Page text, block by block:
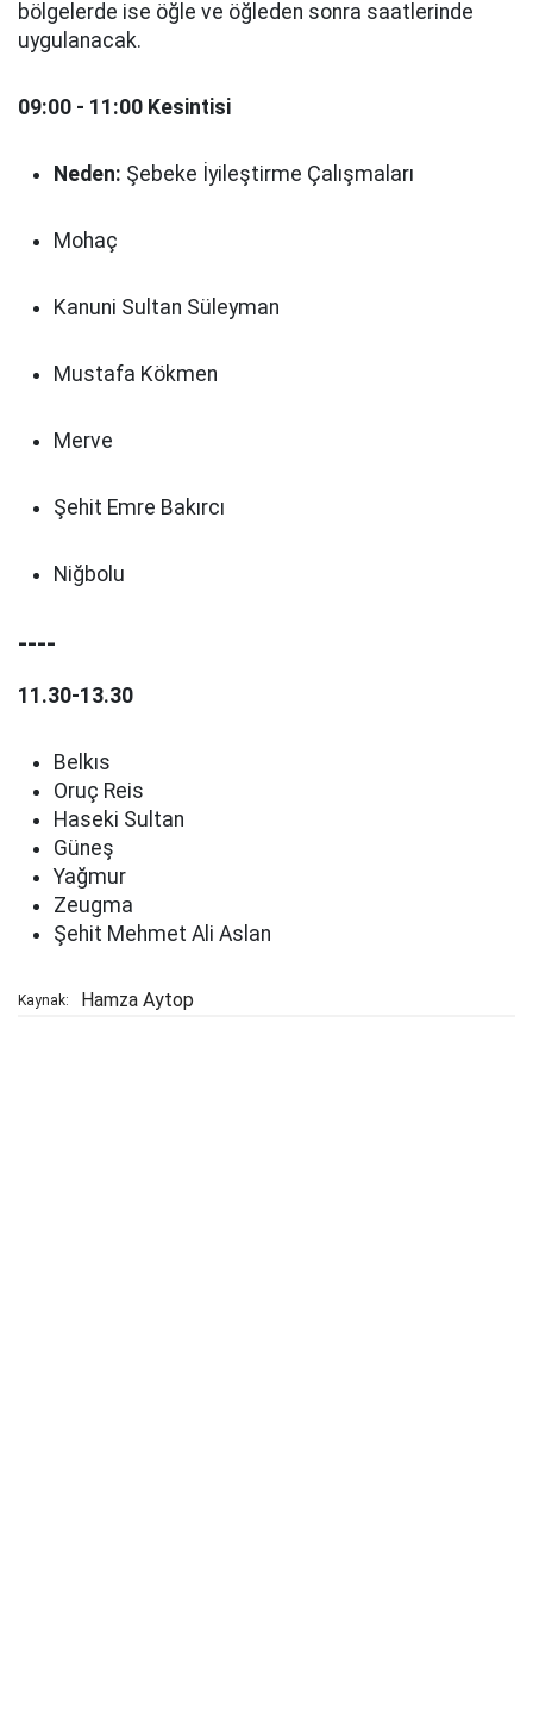
bölgelerde ise öğle ve öğleden sonra saatlerinde
uygulanacak.
09:00 - 11:00 Kesintisi
Neden: Şebeke İyileştirme Çalışmaları
Mohaç
Kanuni Sultan Süleyman
Mustafa Kökmen
Merve
Şehit Emre Bakırcı
Niğbolu
----
11.30-13.30
Belkıs
Oruç Reis
Haseki Sultan
Güneş
Yağmur
Zeugma
Şehit Mehmet Ali Aslan
Kaynak: Hamza Aytop